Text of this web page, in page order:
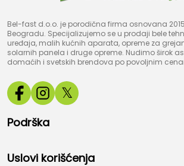
Bel-fast d.o.o. je porodična firma osnovana
Beogradu. Specijalizujemo se u prodaji bele
uređaja, malih kućnih aparata, opreme za
solarnih panela i druge opreme. Nudimo širok
domaćih i svetskih brendova po povoljnim
𝕏
Podrška
Uslovi korišćenja